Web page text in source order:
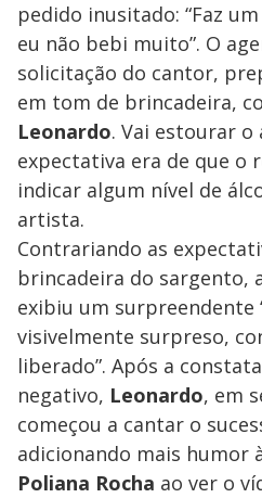
pedido inusitado: “Faz
eu não bebi muito”. O
solicitação do cantor,
em tom de brincadeira,
Leonardo. Vai estourar o
expectativa era de que o
indicar algum nível de
artista.
Contrariando as
brincadeira do sargento,
exibiu um surpreendente
visivelmente surpreso,
liberado”. Após a
negativo, Leonardo, em
começou a cantar o
adicionando mais humor
Poliana Rocha ao ver o